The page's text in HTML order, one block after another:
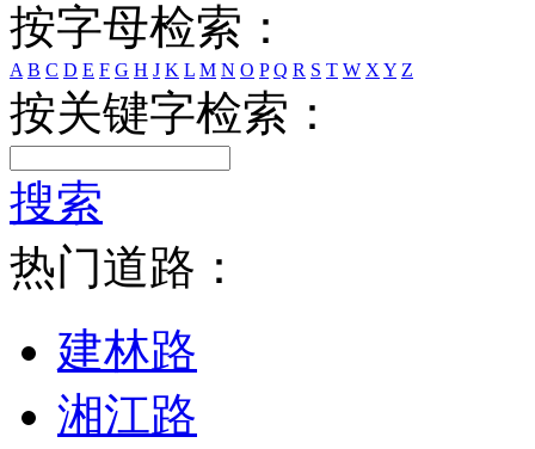
按字母检索：
A B C D E F G H J K L M N O P Q R S T W X Y Z
按关键字检索：
搜索
热门道路：
建林路
湘江路